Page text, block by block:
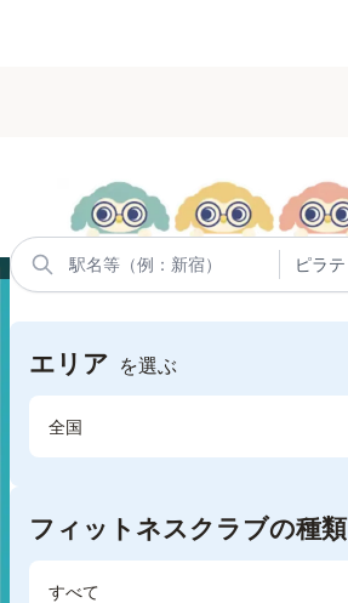
エリア を選ぶ
全国
フィットネスクラブの種類
すべて